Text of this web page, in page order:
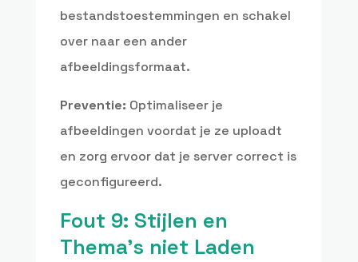
bestandstoestemmingen en schakel
over naar een ander
afbeeldingsformaat.
Preventie: Optimaliseer je
afbeeldingen voordat je ze uploadt
en zorg ervoor dat je server correct is
geconfigureerd.
Fout 9: Stijlen en
Thema’s niet Laden